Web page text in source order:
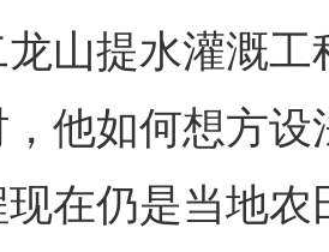
山提水灌溉
他如何想方
现在仍是当地